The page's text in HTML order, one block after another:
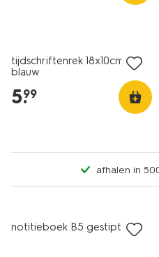
tijdschriftenrek 18x10cm
blauw
5.
99
afhalen in
notitieboek B5 gestipt roze